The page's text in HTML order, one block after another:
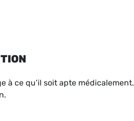
à ce qu’il soit apte médicalement.